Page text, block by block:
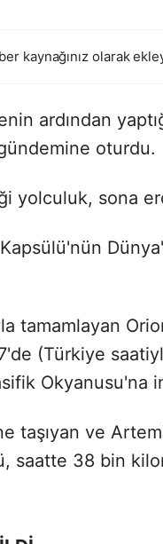
kaynağınız olarak
ardından
oturdu.
yolculuk, sona
tamamlayan
(Türkiye
Okyanusu'na
taşıyan ve
saatte 38 bin